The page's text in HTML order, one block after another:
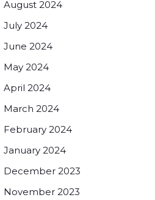
August 2024
July 2024
June 2024
May 2024
April 2024
March 2024
February 2024
January 2024
December 2023
November 2023